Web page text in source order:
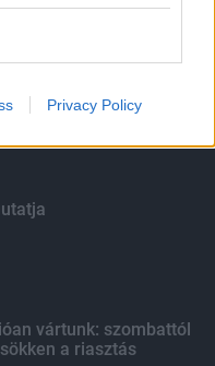
Privacy Policy
vártunk: szombattól
a riasztás